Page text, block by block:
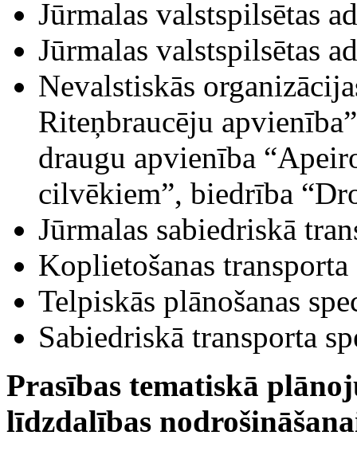
Jūrmalas valstspilsētas
Jūrmalas valstspilsētas
Nevalstiskās
Riteņbraucēju
draugu apvienība
cilvēkiem”, biedrība
Jūrmalas sabiedriskā
Koplietošanas
Telpiskās plānošanas
Sabiedriskā transporta
Prasības tematiskā
līdzdalības